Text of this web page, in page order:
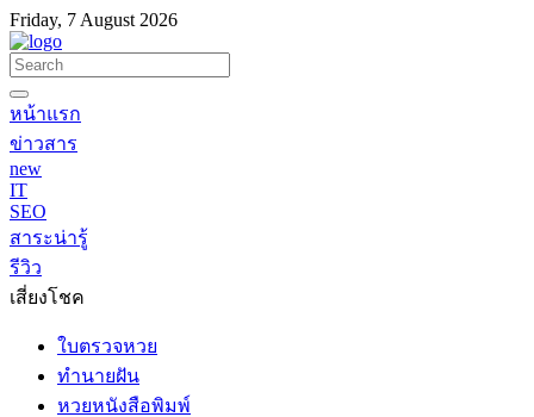
Friday, 7 August 2026
หน้าแรก
ข่าวสาร
new
IT
SEO
สาระน่ารู้
รีวิว
เสี่ยงโชค
ใบตรวจหวย
ทำนายฝัน
หวยหนังสือพิมพ์